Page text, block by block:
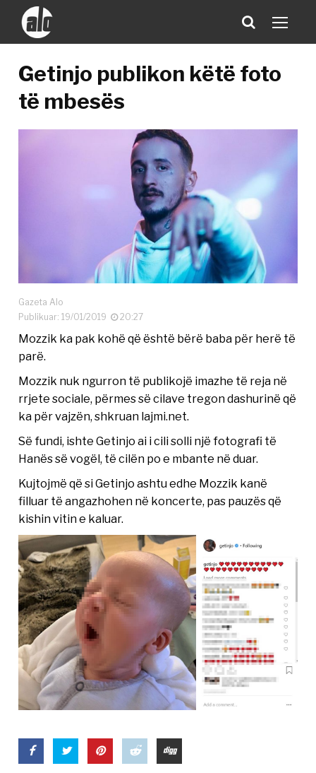
Getinjo publikon këtë foto
të mbesës
Gazeta Alo
Publikuar: 19/01/2019
20:27
Mozzik ka pak kohë që është bërë baba për herë të
parë.
Mozzik nuk ngurron të publikojë imazhe të reja në
rrjete sociale, përmes së cilave tregon dashurinë që
ka për vajzën, shkruan lajmi.net.
Së fundi, ishte Getinjo ai i cili solli një fotografi të
Hanës së vogël, të cilën po e mbante në duar.
Kujtojmë që si Getinjo ashtu edhe Mozzik kanë
filluar të angazhohen në koncerte, pas pauzës që
kishin vitin e kaluar.